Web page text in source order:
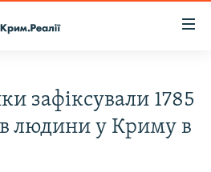
зафіксували 1785
людини у Криму в